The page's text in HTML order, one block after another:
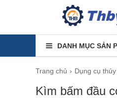
DANH MỤC SẢN
Trang chủ Dụng cụ
Kìm bấm đầu